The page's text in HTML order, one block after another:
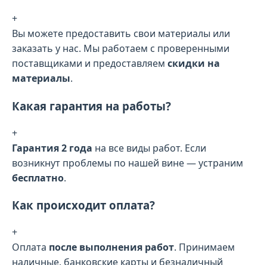
+
Вы можете предоставить свои материалы или
заказать у нас. Мы работаем с проверенными
поставщиками и предоставляем скидки на
материалы.
Какая гарантия на работы?
+
Гарантия 2 года на все виды работ. Если
возникнут проблемы по нашей вине — устраним
бесплатно.
Как происходит оплата?
+
Оплата после выполнения работ. Принимаем
наличные, банковские карты и безналичный